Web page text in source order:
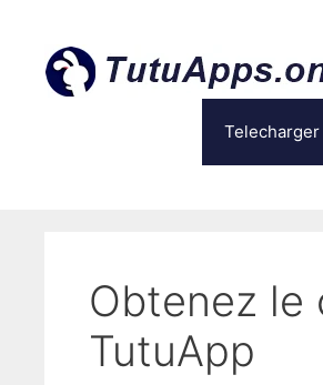
contenu
Telecharger
Obtenez le
TutuApp